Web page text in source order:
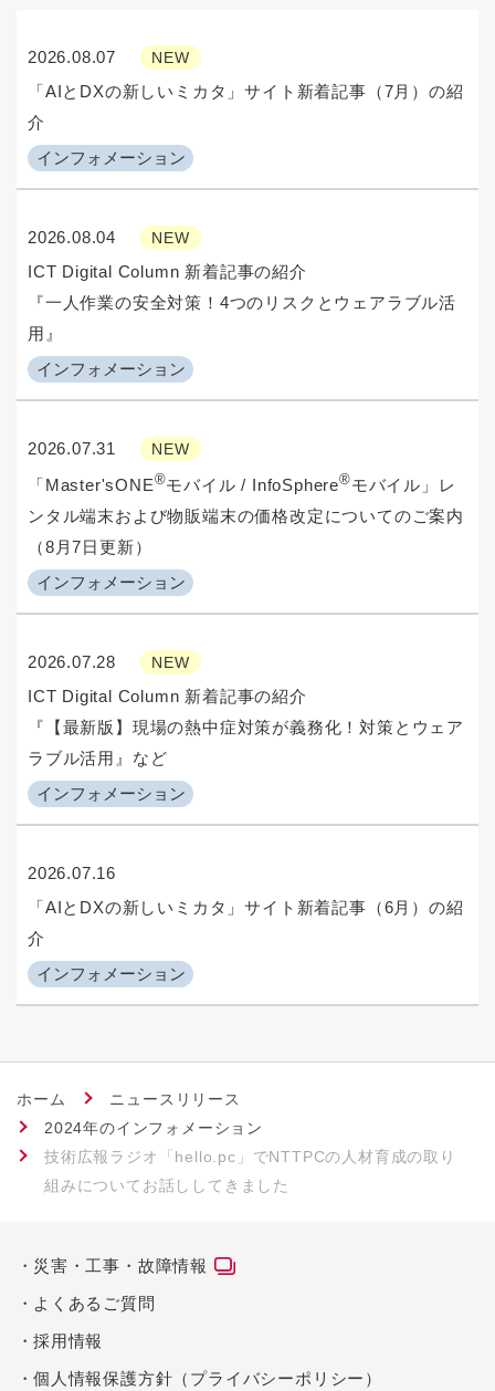
2026.08.07 NEW
インフォメーション
「AIとDXの新しいミカタ」サイト新着記事（7月）の紹
介
2026.08.04 NEW
インフォメーション
ICT Digital Column 新着記事の紹介
『一人作業の安全対策！4つのリスクとウェアラブル活
用』
2026.07.31 NEW
インフォメーション
「Master'sONE®モバイル / InfoSphere®モバイル」レ
ンタル端末および物販端末の価格改定についてのご案内
（8月7日更新）
2026.07.28 NEW
インフォメーション
ICT Digital Column 新着記事の紹介
『【最新版】現場の熱中症対策が義務化！対策とウェア
ラブル活用』など
2026.07.16
インフォメーション
「AIとDXの新しいミカタ」サイト新着記事（6月）の紹
介
ホーム
ニュースリリース
2024年のインフォメーション
技術広報ラジオ「hello.pc」でNTTPCの人材育成の取り
組みについてお話ししてきました
災害・工事・故障情報
よくあるご質問
採用情報
個人情報保護方針（プライバシーポリシー）